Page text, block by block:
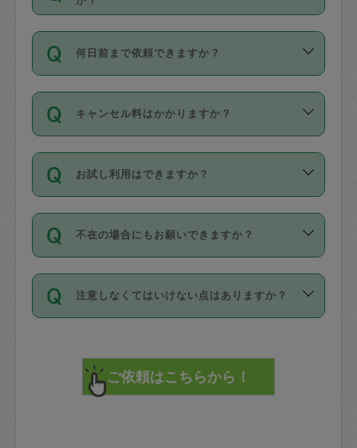
時間も被らない場合、損害保険の対象外
てお仕事をしているフィリピン出身の
社員など様々なバックグラウンドの方が
登録しています。
日本語も話せる方など様々です。
ールに記載していますので、各自の得意
を依頼してください。
写真提出をしていただいています。外国
確認しています。タスカジさんトレーニ
ング動画を使ったセルフトレーニングの
現場トライアルを受け、合格したタスカ
ジさんが活動されています。
※テストセンターの講評は１件目のレビュ
参考
【詳細】タスカジさんの登録に際
依頼者とタスカジさんとの間でタスカジ
を通して成立した作業時間内での作業に
適用されます。作業範囲は、掃除、洗
です。作業中に物を壊したり、人にけが
をさせたりした場合が対象で、補償金額
す。
写真を撮り、
詳細FAQ：
損害賠償保険について教えて
何日前まで依頼できますか？
ご依頼は、現在を起点に3日後（72時間
以降）の日時から受付可能となっていま
す。
タスカジさんへ「募集」をかけることが
可能です。
キャンセル料はかかりますか？
キャンセル料には、以下の2種類がありま
す。
1. 直前キャンセル（定期、スポット契約
共通）
72時間を超える※と、以下のキャンセル
料が発生します。
直前キャンセル料：
72時間前〜24時間前＝依頼料金の50%
お試し利用はできますか？
「お試し利用」というメニューはありま
せんが、「一回のみ」依頼を活用するこ
とによって、気に入ったタスカジさんを
まず、条件の合う気になるタスカジさ
みてください。
その後、一番気に入ったタスカジさんに
不在の場合にもお願いできますか？
不在の場合の作業はタスカジさんの同意
が必要です。数回の依頼ののち、タスカ
ジさんと依頼者の間で十分な信頼関係が
てください。
不在時に部屋に入るためにタスカジさん
注意しなくてはいけない点はありますか？
で、必ず鍵のかかるロッカーや金庫に入
れて依頼者の責任の元管理するよう心掛
けてください。